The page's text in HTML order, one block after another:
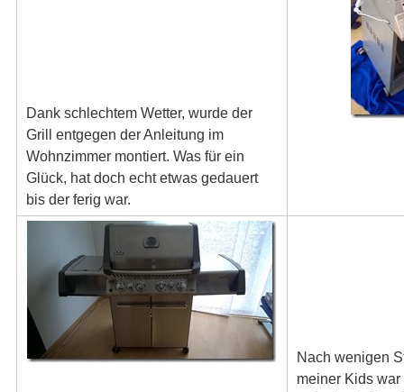
Dank schlechtem Wetter, wurde der
Grill entgegen der Anleitung im
Wohnzimmer montiert. Was für ein
Glück, hat doch echt etwas gedauert
bis der ferig war.
Nach wenigen
meiner Kids